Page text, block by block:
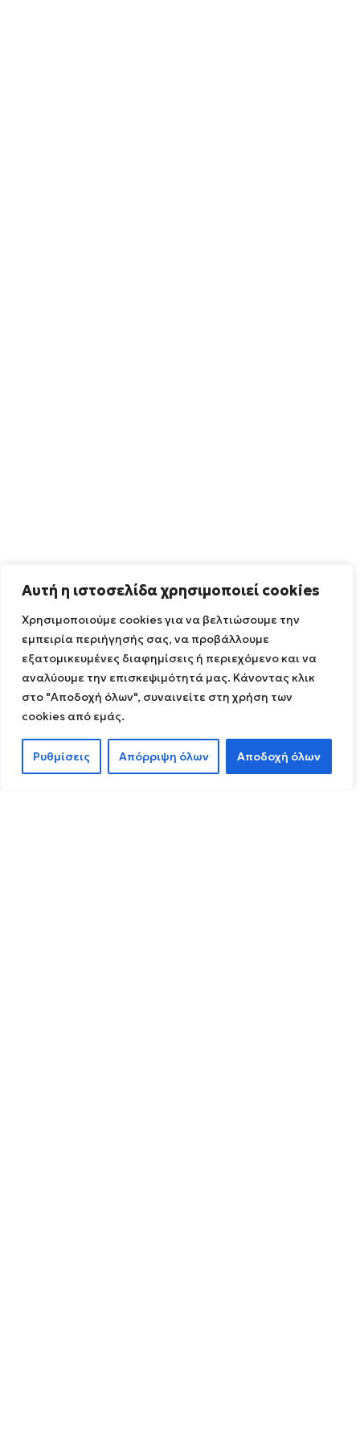
Αυτή η ιστοσελίδα χρησιμοποιεί cookies
Χρησιμοποιούμε cookies για να βελτιώσουμε την
εμπειρία περιήγησής σας, να προβάλλουμε
εξατομικευμένες διαφημίσεις ή περιεχόμενο και να
αναλύουμε την επισκεψιμότητά μας. Κάνοντας κλικ
στο "Αποδοχή όλων", συναινείτε στη χρήση των
cookies από εμάς.
Ρυθμίσεις Απόρριψη όλων Αποδοχή όλων